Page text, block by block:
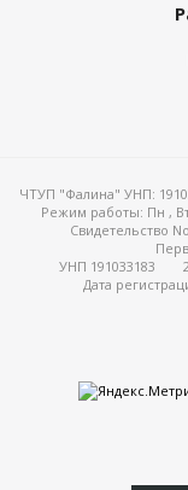
ЧТУП "Фалина" УНП:
Режим работы: Пн ,
Свидетельство
УНП 191033183
Дата